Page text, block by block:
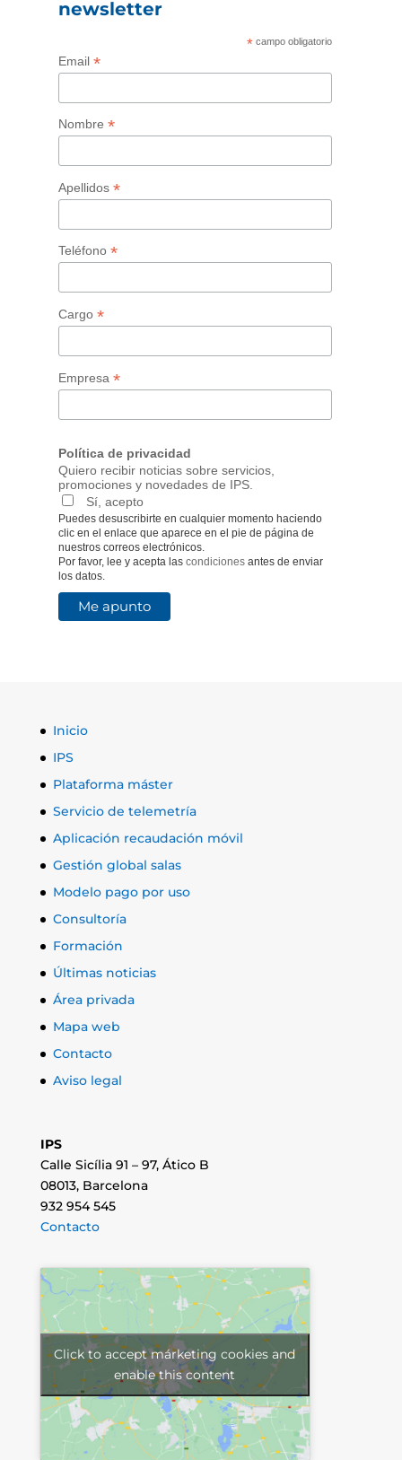
newsletter
* campo obligatorio
Email *
Nombre *
Apellidos *
Teléfono *
Cargo *
Empresa *
Política de privacidad
Quiero recibir noticias sobre servicios,
promociones y novedades de IPS.
Sí, acepto
Puedes desuscribirte en cualquier momento haciendo
clic en el enlace que aparece en el pie de página de
nuestros correos electrónicos.
Por favor, lee y acepta las condicionesantes de enviar
los datos.
Inicio
IPS
Plataforma máster
Servicio de telemetría
Aplicación recaudación móvil
Gestión global salas
Modelo pago por uso
Consultoría
Formación
Últimas noticias
Área privada
Mapa web
Contacto
Aviso legal
IPS
Calle Sicília 91 – 97, Ático B
08013, Barcelona
932 954 545
Contacto
Click to accept márketing cookies and
enable this content